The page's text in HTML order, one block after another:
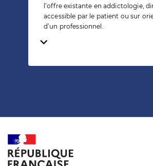
l’offre existante en addictologie,
accessible par le patient ou sur
d’un professionnel.
Temps de lecture